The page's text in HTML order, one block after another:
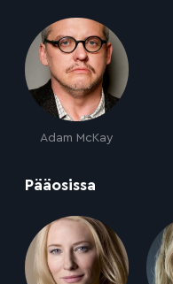
Adam McKay
Pääosissa